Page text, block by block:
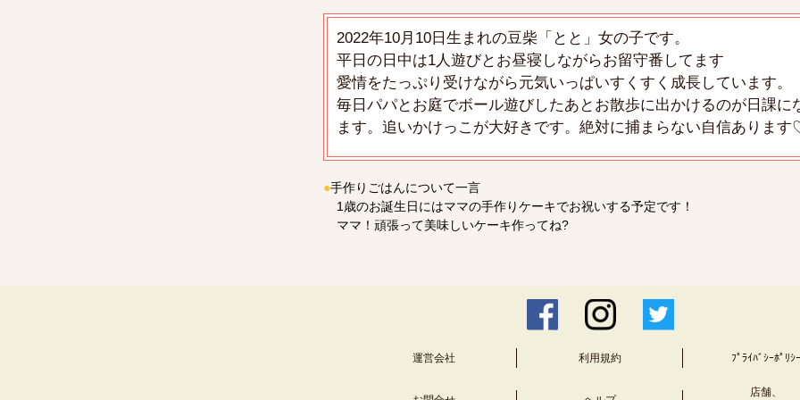
2022年10月10日生まれの豆柴「とと」女の子です。
平日の日中は1人遊びとお昼寝しながらお留守番してます
愛情をたっぷり受けながら元気いっぱいすくすく成長しています。
毎日パパとお庭でボール遊びしたあとお散歩に出かけるのが日課に
ます。追いかけっこが大好きです。絶対に捕まらない自信ありま
●手作りごはんについて一言
1歳のお誕生日にはママの手作りケーキでお祝いする予定です！
ママ！頑張って美味しいケーキ作ってね?
運営会社 利用規約 ﾌﾟﾗｲﾊﾞｼｰﾎﾟﾘｼｰ
店舗、